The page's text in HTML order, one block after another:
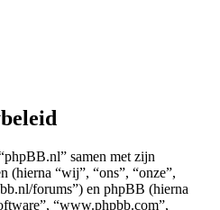
samen met zijn
(hierna “wij”, “ons”, “onze”,
forums”) en phpBB (hierna
“www.phpbb.com”,